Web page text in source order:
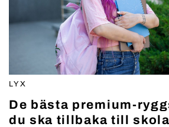
LYX
De bästa premium-
du ska tillbaka till